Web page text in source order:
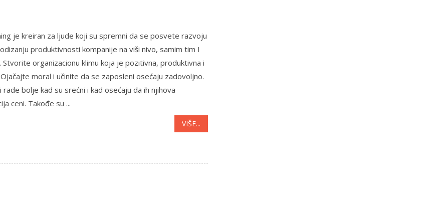
je kreiran za ljude koji su spremni da se posvete razvoju
produktivnosti kompanije na viši nivo, samim tim I
Stvorite organizacionu klimu koja je pozitivna, produktivna i
moral i učinite da se zaposleni osećaju zadovoljno.
rade bolje kad su srećni i kad osećaju da ih njihova
ceni. Takođe su ...
VIŠE...